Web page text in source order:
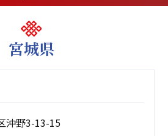
宮城県
沖野3-13-15